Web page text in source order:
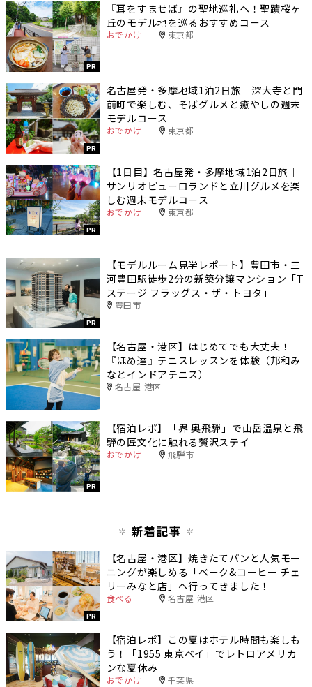
PR
『耳をすませば』の聖地巡礼へ！聖蹟桜ヶ
丘のモデル地を巡るおすすめコース
おでかけ 東京都
PR
名古屋発・多摩地域1泊2日旅｜深大寺と門
前町で楽しむ、そばグルメと癒やしの週末
モデルコース
おでかけ 東京都
PR
【1日目】名古屋発・多摩地域1泊2日旅｜
サンリオピューロランドと立川グルメを楽
しむ週末モデルコース
おでかけ 東京都
PR
【モデルルーム見学レポート】豊田市・三
河豊田駅徒歩2分の新築分譲マンション「T
ステージ フラッグス・ザ・トヨタ」
豊田市
【名古屋・港区】はじめてでも大丈夫！
『ほめ達』テニスレッスンを体験（邦和み
なとインドアテニス）
名古屋 港区
PR
【宿泊レポ】「界 奥飛騨」で山岳温泉と飛
騨の匠文化に触れる贅沢ステイ
おでかけ 飛騨市
新着記事
PR
【名古屋・港区】焼きたてパンと人気モー
ニングが楽しめる「ベーク&コーヒー チェ
リーみなと店」へ行ってきました！
食べる 名古屋 港区
【宿泊レポ】この夏はホテル時間も楽しも
う！「1955 東京ベイ」でレトロアメリカ
ンな夏休み
おでかけ 千葉県